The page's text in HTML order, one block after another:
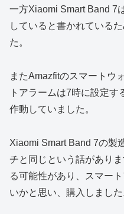
一方Xiaomi Smart Band 7
していると書かれている
た。
またAmazfitのスマートウ
トアラームは7時に設定
作動していました。
Xiaomi Smart Band 7の製
チと同じという話があり
る可能性があり、スマー
いかと思い、購入しました